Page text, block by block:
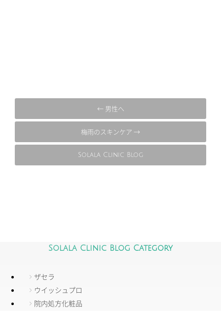
← 男性へ
Solala Clinic Blog
梅雨のスキンケア →
Solala Clinic Blog Category
ザセラ
ウイッシュプロ
院内処方化粧品